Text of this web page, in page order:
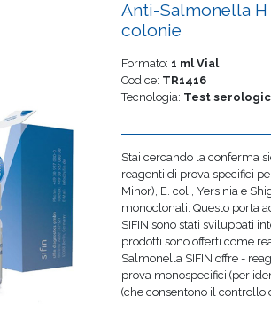
Anti-Salmonella
colonie
Formato: 1 ml Vial
Codice: TR1416
Tecnologia: Test
Stai cercando la conferma
reagenti di prova specifici
Minor), E. coli, Yersinia e
monoclonali. Questo porta
SIFIN sono stati sviluppati
prodotti sono offerti come
Salmonella SIFIN offre -
prova monospecifici (per
(che consentono il controllo